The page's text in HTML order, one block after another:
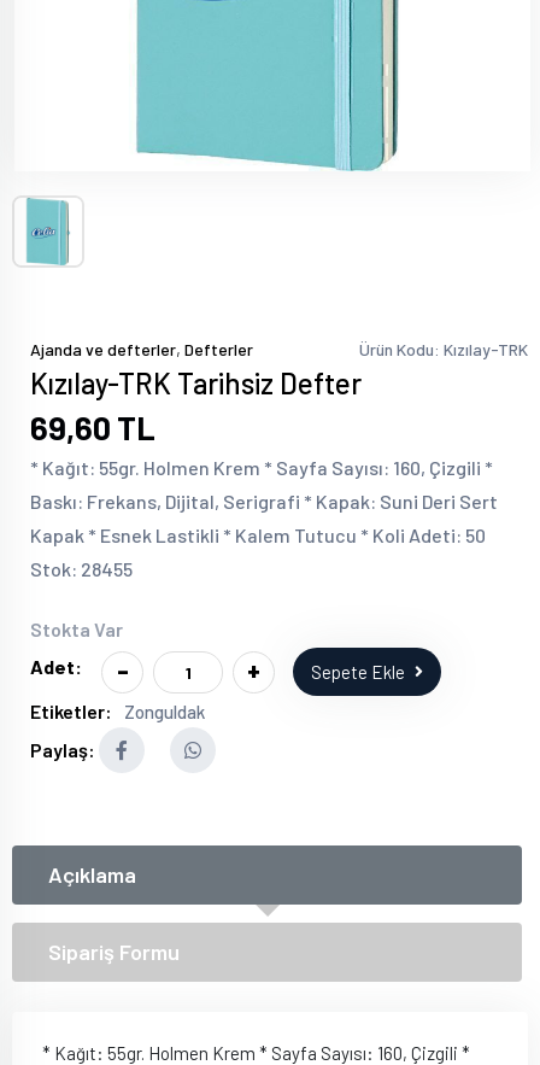
Ajanda ve defterler, Defterler Ürün Kodu: Kızılay-TRK
Kızılay-TRK Tarihsiz Defter
69,60 TL
* Kağıt: 55gr. Holmen Krem * Sayfa Sayısı: 160, Çizgili *
Baskı: Frekans, Dijital, Serigrafi * Kapak: Suni Deri Sert
Kapak * Esnek Lastikli * Kalem Tutucu * Koli Adeti: 50
Stok: 28455
Stokta Var
Adet:
- + Sepete Ekle
Etiketler: Zonguldak
Paylaş:
Açıklama
Sipariş Formu
* Kağıt: 55gr. Holmen Krem * Sayfa Sayısı: 160, Çizgili *